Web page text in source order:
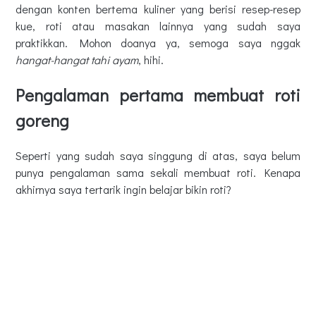
dengan konten bertema kuliner yang berisi resep-resep
kue, roti atau masakan lainnya yang sudah saya
praktikkan. Mohon doanya ya, semoga saya nggak
hangat-hangat tahi ayam, hihi.
Pengalaman pertama membuat roti
goreng
Seperti yang sudah saya singgung di atas, saya belum
punya pengalaman sama sekali membuat roti. Kenapa
akhirnya saya tertarik ingin belajar bikin roti?